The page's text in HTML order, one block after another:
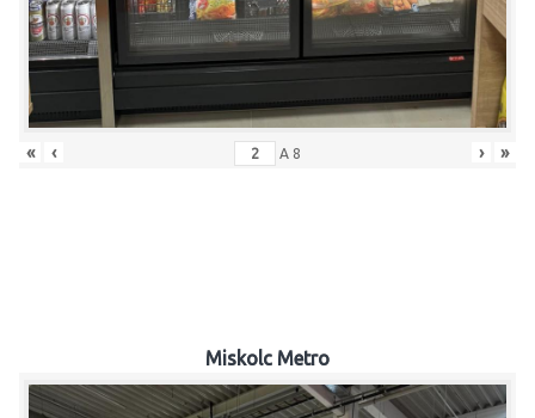
« ‹ A 8 › »
Miskolc Metro